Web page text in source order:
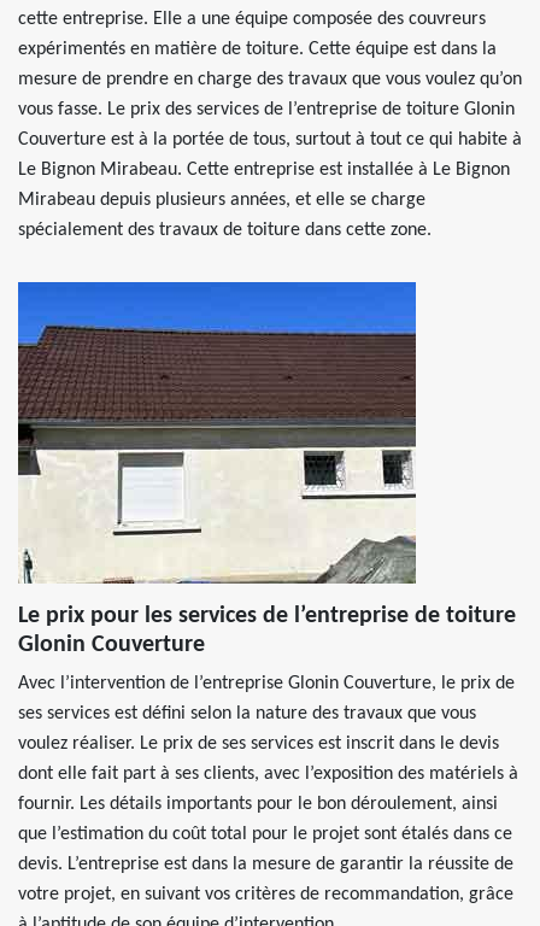
cette entreprise. Elle a une équipe composée des couvreurs
expérimentés en matière de toiture. Cette équipe est dans la
mesure de prendre en charge des travaux que vous voulez qu’on
vous fasse. Le prix des services de l’entreprise de toiture Glonin
Couverture est à la portée de tous, surtout à tout ce qui habite à
Le Bignon Mirabeau. Cette entreprise est installée à Le Bignon
Mirabeau depuis plusieurs années, et elle se charge
spécialement des travaux de toiture dans cette zone.
Le prix pour les services de l’entreprise de toiture
Glonin Couverture
Avec l’intervention de l’entreprise Glonin Couverture, le prix de
ses services est défini selon la nature des travaux que vous
voulez réaliser. Le prix de ses services est inscrit dans le devis
dont elle fait part à ses clients, avec l’exposition des matériels à
fournir. Les détails importants pour le bon déroulement, ainsi
que l’estimation du coût total pour le projet sont étalés dans ce
devis. L’entreprise est dans la mesure de garantir la réussite de
votre projet, en suivant vos critères de recommandation, grâce